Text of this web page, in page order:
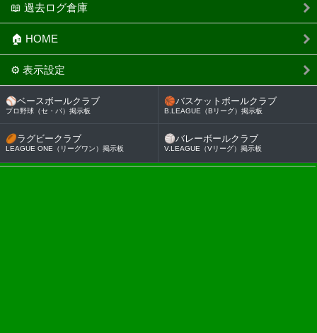
📖 過去ログ倉庫
🏠 HOME
⚙️ 表示設定
⚾ベースボールクラブ
プロ野球（セ・パ）掲示板
🏀バスケットボールクラブ
B.LEAGUE（Bリーグ）掲示板
🏉ラグビークラブ
LEAGUE ONE（リーグワン）掲示板
🏐バレーボールクラブ
V.LEAGUE（Vリーグ）掲示板